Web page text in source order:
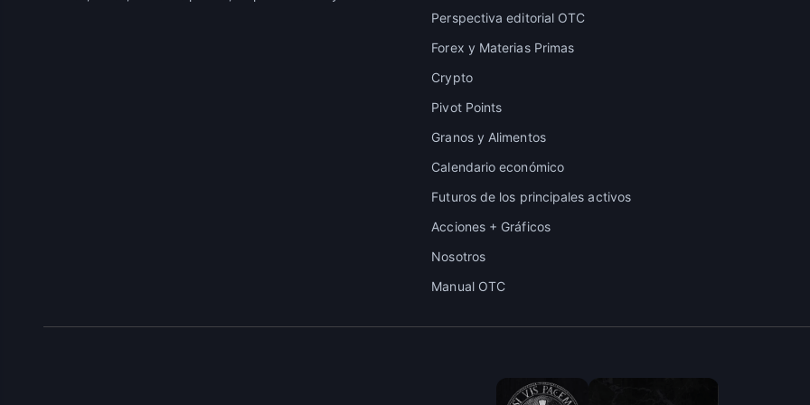
Perspectiva editorial OTC
Forex y Materias Primas
Crypto
Pivot Points
Granos y Alimentos
Calendario económico
Futuros de los principales activos
Acciones + Gráficos
Nosotros
Manual OTC